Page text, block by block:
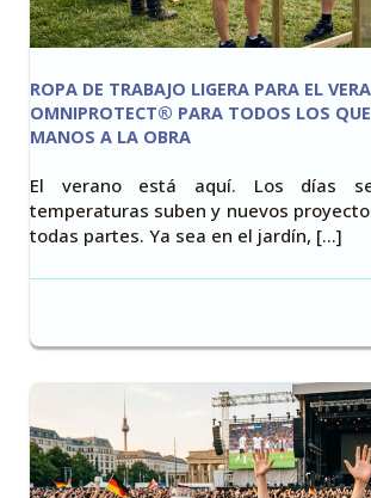
ROPA DE TRABAJO LIGERA PARA EL
OMNIPROTECT® PARA TODOS LOS
MANOS A LA OBRA
El verano está aquí. Los días
temperaturas suben y nuevos
todas partes. Ya sea en el jardín, [...]